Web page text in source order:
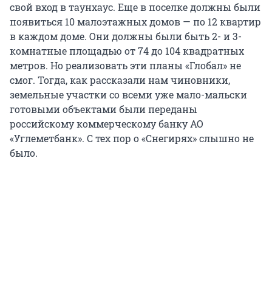
свой вход в таунхаус. Еще в поселке должны были
появиться 10 малоэтажных домов — по 12 квартир
в каждом доме. Они должны были быть 2- и 3-
комнатные площадью от 74 до 104 квадратных
метров. Но реализовать эти планы «Глобал» не
смог. Тогда, как рассказали нам чиновники,
земельные участки со всеми уже мало-мальски
готовыми объектами были переданы
российскому коммерческому банку АО
«Углеметбанк». С тех пор о «Снегирях» слышно не
было.